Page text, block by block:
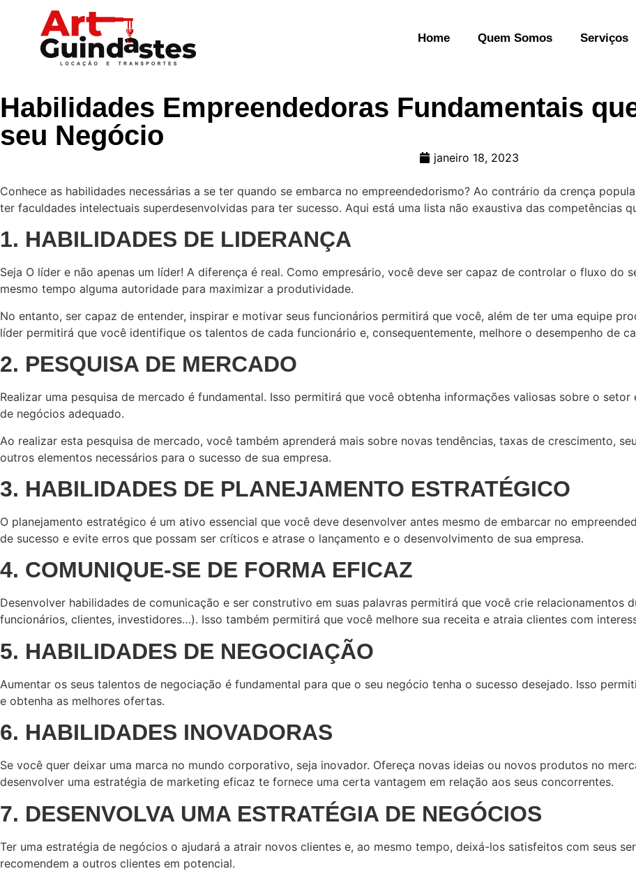
Home Quem Somos Serviços
Habilidades Empreendedoras Fundamentais
seu Negócio
janeiro 18, 2023
Conhece as habilidades necessárias a se ter quando se embarca no empreendedorismo? Ao contrário da crença
ter faculdades intelectuais superdesenvolvidas para ter sucesso. Aqui está uma lista não exaustiva das competências
1. HABILIDADES DE LIDERANÇA
Seja O líder e não apenas um líder! A diferença é real. Como empresário, você deve ser capaz de controlar o fluxo do
mesmo tempo alguma autoridade para maximizar a produtividade.
No entanto, ser capaz de entender, inspirar e motivar seus funcionários permitirá que você, além de ter uma equipe
líder permitirá que você identifique os talentos de cada funcionário e, consequentemente, melhore o desempenho de
2. PESQUISA DE MERCADO
Realizar uma pesquisa de mercado é fundamental. Isso permitirá que você obtenha informações valiosas sobre o
de negócios adequado.
Ao realizar esta pesquisa de mercado, você também aprenderá mais sobre novas tendências, taxas de crescimento,
outros elementos necessários para o sucesso de sua empresa.
3. HABILIDADES DE PLANEJAMENTO ESTRATÉGICO
O planejamento estratégico é um ativo essencial que você deve desenvolver antes mesmo de embarcar no
de sucesso e evite erros que possam ser críticos e atrase o lançamento e o desenvolvimento de sua empresa.
4. COMUNIQUE-SE DE FORMA EFICAZ
Desenvolver habilidades de comunicação e ser construtivo em suas palavras permitirá que você crie relacionamentos
funcionários, clientes, investidores…). Isso também permitirá que você melhore sua receita e atraia clientes com
5. HABILIDADES DE NEGOCIAÇÃO
Aumentar os seus talentos de negociação é fundamental para que o seu negócio tenha o sucesso desejado. Isso
e obtenha as melhores ofertas.
6. HABILIDADES INOVADORAS
Se você quer deixar uma marca no mundo corporativo, seja inovador. Ofereça novas ideias ou novos produtos no
desenvolver uma estratégia de marketing eficaz te fornece uma certa vantagem em relação aos seus concorrentes.
7. DESENVOLVA UMA ESTRATÉGIA DE NEGÓCIOS
Ter uma estratégia de negócios o ajudará a atrair novos clientes e, ao mesmo tempo, deixá-los satisfeitos com seus
recomendem a outros clientes em potencial.